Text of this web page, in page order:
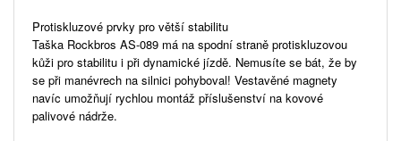
Protiskluzové prvky pro větší stabilitu
Taška Rockbros AS-089 má na spodní straně protiskluzovou
kůži pro stabilitu i při dynamické jízdě. Nemusíte se bát, že by
se při manévrech na silnici pohyboval! Vestavěné magnety
navíc umožňují rychlou montáž příslušenství na kovové
palivové nádrže.